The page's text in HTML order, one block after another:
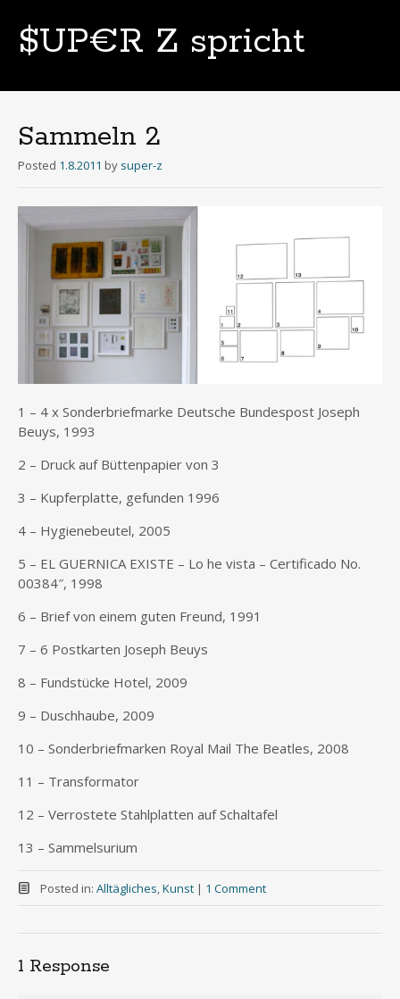
$UP€R Z spricht
Sammeln 2
Posted 1.8.2011 by super-z
1 – 4 x Sonderbriefmarke Deutsche Bundespost Joseph
Beuys, 1993
2 – Druck auf Büttenpapier von 3
3 – Kupferplatte, gefunden 1996
4 – Hygienebeutel, 2005
5 – EL GUERNICA EXISTE – Lo he vista – Certificado No.
00384″, 1998
6 – Brief von einem guten Freund, 1991
7 – 6 Postkarten Joseph Beuys
8 – Fundstücke Hotel, 2009
9 – Duschhaube, 2009
10 – Sonderbriefmarken Royal Mail The Beatles, 2008
11 – Transformator
12 – Verrostete Stahlplatten auf Schaltafel
13 – Sammelsurium
Posted in: Alltägliches Kunst | 1 Comment
1 Response